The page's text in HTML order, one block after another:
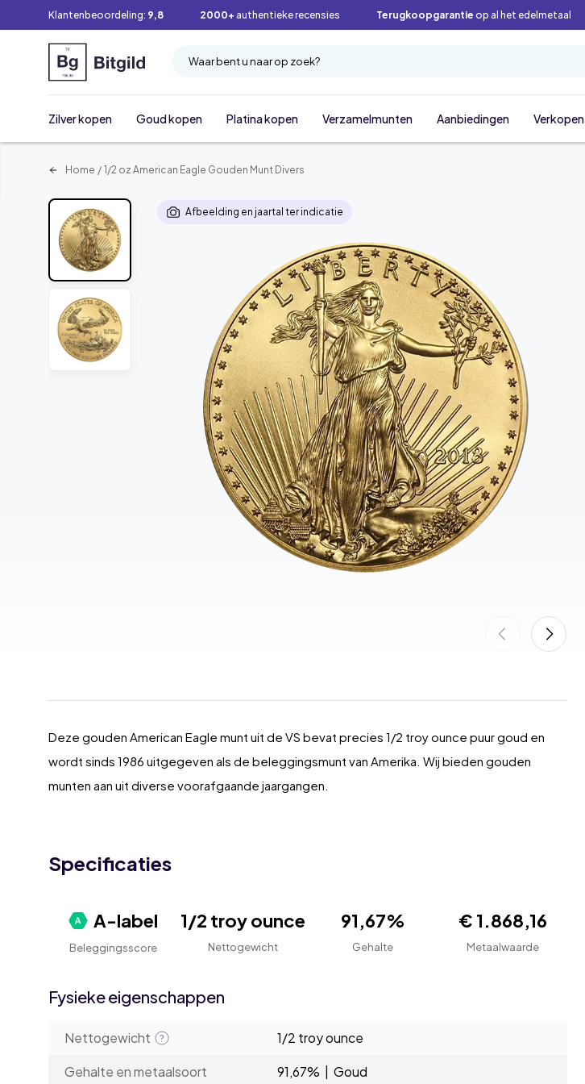
Klantenbeoordeling: 9,8 2000+ authentieke recensies Terugkoopgarantie op al het edelmetaal
Waar bent u naar op zoek?
Zilver kopen Goud kopen Platina kopen Verzamelmunten Aanbiedingen Verkopen
Home / 1/2 oz American Eagle Gouden Munt Divers
Afbeelding en jaartal ter indicatie
Deze gouden American Eagle munt uit de VS bevat precies 1/2 troy ounce puur goud en
wordt sinds 1986 uitgegeven als de beleggingsmunt van Amerika. Wij bieden gouden
munten aan uit diverse voorafgaande jaargangen.
Specificaties
A-label
Beleggingsscore
1/2 troy ounce
Nettogewicht
91,67%
Gehalte
€ 1.868,16
Metaalwaarde
Fysieke eigenschappen
Nettogewicht
1/2 troy ounce
Gehalte en metaalsoort
91,67% | Goud